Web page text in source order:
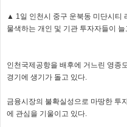
▲ 1일 인천시 중구 운북동 미단시티
물색하는 개인 및 기관 투자자들이 늘
인천국제공항을 배후에 거느린 영종
경기에 생기가 돌고 있다.
금융시장의 불확실성으로 마땅한 투
에 관심을 기울이고 있다.